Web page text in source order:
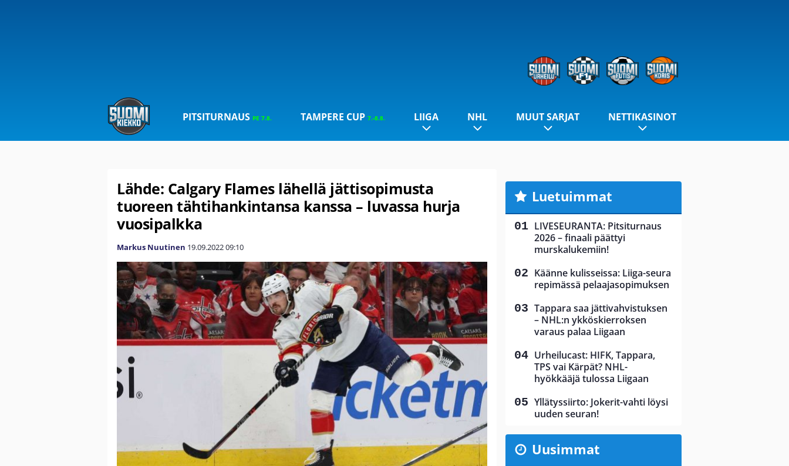
PITSITURNAUS PE 7.8. TAMPERE CUP 7.-8.8. LIIGA NHL MUUT SARJAT NETTIKASINOT
Lähde: Calgary Flames lähellä jättisopimusta
tuoreen tähtihankintansa kanssa – luvassa hurja
vuosipalkka
Markus Nuutinen 19.09.202209:10
Luetuimmat
LIVESEURANTA: Pitsiturnaus
2026 – finaali päättyi
murskalukemiin!
Käänne kulisseissa: Liiga-seura
repimässä pelaajasopimuksen
Tappara saa jättivahvistuksen
– NHL:n ykköskierroksen
varaus palaa Liigaan
Urheilucast: HIFK, Tappara,
TPS vai Kärpät? NHL-
hyökkääjä tulossa Liigaan
Yllätyssiirto: Jokerit-vahti löysi
uuden seuran!
Uusimmat